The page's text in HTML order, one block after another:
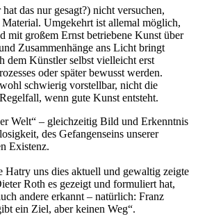
das nur gesagt?) nicht versuchen,
Material. Umgekehrt ist allemal möglich,
mit großem Ernst betriebene Kunst über
Zusammenhänge ans Licht bringt
dem Künstler selbst vielleicht erst
oder später bewusst werden.
schwierig vorstellbar, nicht die
wenn gute Kunst entsteht.
Welt“ – gleichzeitig Bild und Erkenntnis
des Gefangenseins unserer
Existenz.
Hatry uns dies aktuell und gewaltig zeigte
Roth es gezeigt und formuliert hat,
andere erkannt – natürlich: Franz
ein Ziel, aber keinen Weg“.